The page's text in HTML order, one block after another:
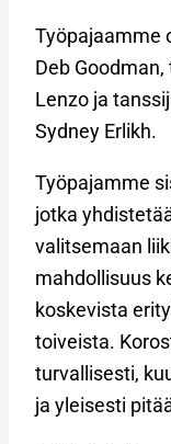
Työpajaamme
Deb
Lenzo ja
Sydney Erlikh.
Työpajamme
jotka
valitsemaan
mahdollisuus
koskevista
toiveista.
turvallisesti,
ja yleisesti